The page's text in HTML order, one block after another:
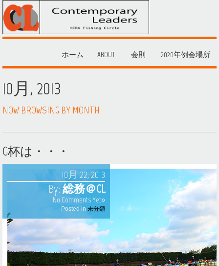
ホーム ABOUT 会則 2020年例会場所
10月, 2013
NOW BROWSING BY MONTH
G杯は・・・
10月 22, 2013
By:総務＠CL
No Comments Yet»
Posted in 未分類